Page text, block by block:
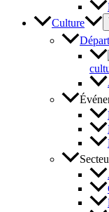
Culture